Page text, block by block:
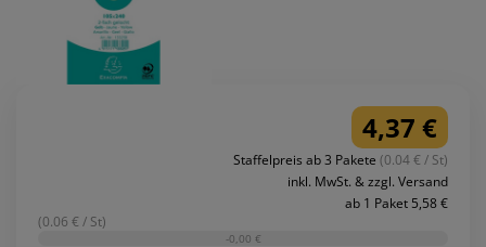
4,37 €
Staffelpreis ab 3 Pakete (0.04 € / St)
inkl. MwSt. & zzgl. Versand
ab 1 Paket 5,58 €
(0.06 € / St)
-0,00 €